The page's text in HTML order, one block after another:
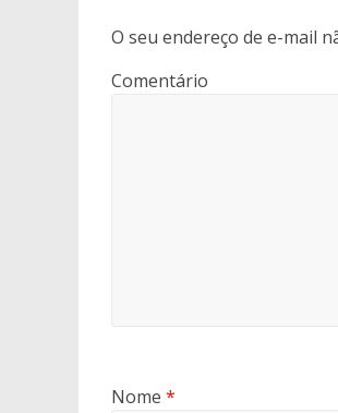
O seu endereço de e-mail
Comentário
Nome *